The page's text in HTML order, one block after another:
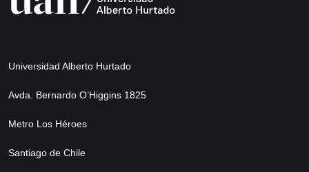
Universidad Alberto Hurtado
Avda. Bernardo O’Higgins 1825
Metro Los Héroes
Santiago de Chile